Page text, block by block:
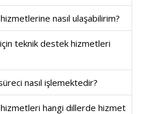
nasıl ulaşabilirim?
teknik destek hizmetleri
nasıl işlemektedir?
hangi dillerde hizmet